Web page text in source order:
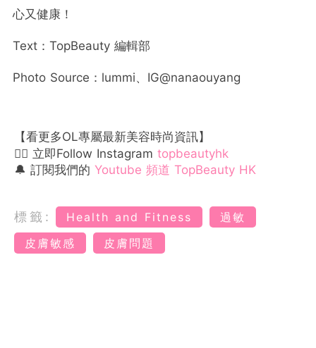
心又健康！
Text ： TopBeauty 編輯部
Photo Source ：lummi、IG@nanaouyang
【看更多OL專屬最新美容時尚資訊】
👉🏻 立即Follow Instagram topbeautyhk
🔔 訂閱我們的 Youtube 頻道 TopBeauty HK
標籤: Health and Fitness
過敏
皮膚敏感
皮膚問題